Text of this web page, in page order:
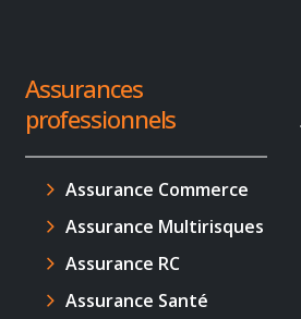
Assurances
professionnels
Assurance Commerce
Assurance Multirisques
Assurance RC
Assurance Santé